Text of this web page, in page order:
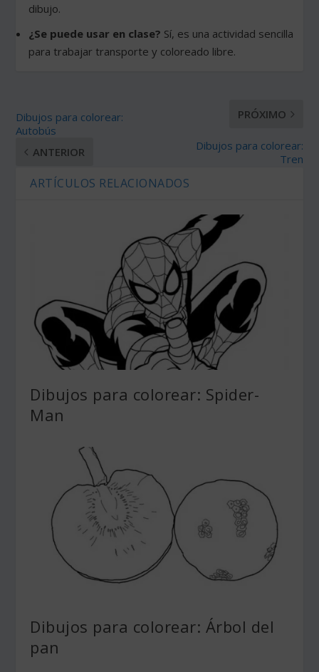
dibujo.
¿Se puede usar en clase? Sí, es una actividad sencilla
para trabajar transporte y coloreado libre.
Dibujos para colorear:
Autobús
ANTERIOR
PRÓXIMO
Dibujos para colorear:
Tren
ARTÍCULOS RELACIONADOS
Dibujos para colorear: Spider-
Man
Dibujos para colorear: Árbol del
pan